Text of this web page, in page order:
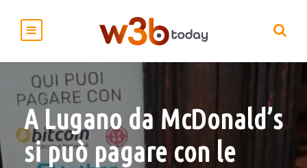
A Lugano da McDonald’s
si può pagare con le